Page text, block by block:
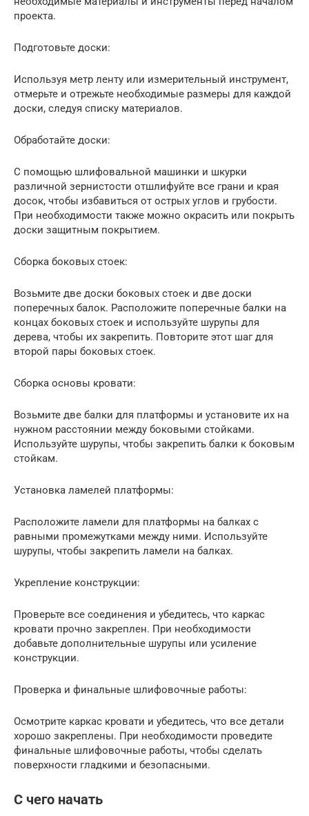
проекта.
Подготовьте доски:
Используя метр ленту или измерительный инструмент,
отмерьте и отрежьте необходимые размеры для каждой
доски, следуя списку материалов.
Обработайте доски:
С помощью шлифовальной машинки и шкурки
различной зернистости отшлифуйте все грани и края
досок, чтобы избавиться от острых углов и грубости.
При необходимости также можно окрасить или покрыть
доски защитным покрытием.
Сборка боковых стоек:
Возьмите две доски боковых стоек и две доски
поперечных балок. Расположите поперечные балки на
концах боковых стоек и используйте шурупы для
дерева, чтобы их закрепить. Повторите этот шаг для
второй пары боковых стоек.
Сборка основы кровати:
Возьмите две балки для платформы и установите их на
нужном расстоянии между боковыми стойками.
Используйте шурупы, чтобы закрепить балки к боковым
стойкам.
Установка ламелей платформы:
Расположите ламели для платформы на балках с
равными промежутками между ними. Используйте
шурупы, чтобы закрепить ламели на балках.
Укрепление конструкции:
Проверьте все соединения и убедитесь, что каркас
кровати прочно закреплен. При необходимости
добавьте дополнительные шурупы или усиление
конструкции.
Проверка и финальные шлифовочные работы:
Осмотрите каркас кровати и убедитесь, что все детали
хорошо закреплены. При необходимости проведите
финальные шлифовочные работы, чтобы сделать
поверхности гладкими и безопасными.
С чего начать